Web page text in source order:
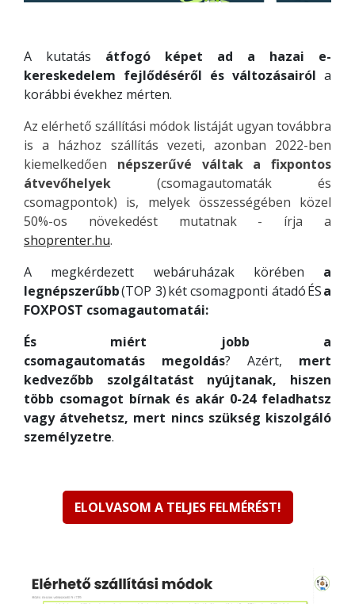
A kutatás átfogó képet ad a hazai e-
kereskedelem fejlődéséről és változásairól a
korábbi évekhez mérten.
Az elérhető szállítási módok listáját ugyan továbbra
is a házhoz szállítás vezeti, azonban 2022-ben
kiemelkedően népszerűvé váltak a fixpontos
átvevőhelyek (csomagautomaták és
csomagpontok) is, melyek összességében közel
50%-os növekedést mutatnak - írja a
shoprenter.hu.
A megkérdezett webáruházak körében a
legnépszerűbb(TOP 3) két csomagponti átadó ÉSa
FOXPOST csomagautomatái:
És miért jobb a
csomagautomatás megoldás? Azért, mert
kedvezőbb szolgáltatást nyújtanak, hiszen
több csomagot bírnak és akár 0-24 feladhatsz
vagy átvehetsz, mert nincs szükség kiszolgáló
személyzetre.
ELOLVASOM A TELJES FELMÉRÉST!